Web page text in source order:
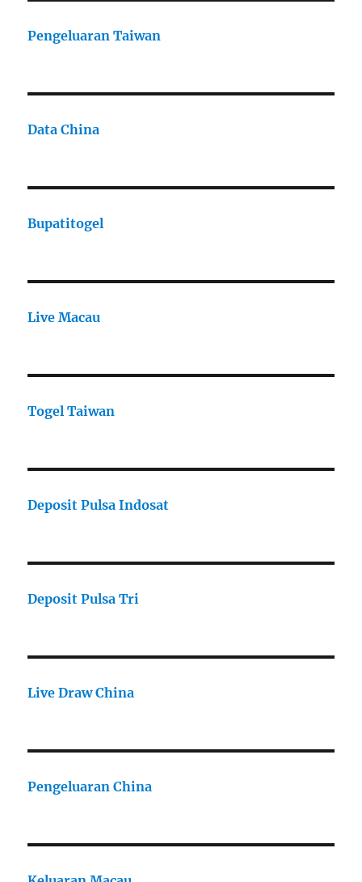
Pengeluaran Taiwan
Data China
Bupatitogel
Live Macau
Togel Taiwan
Deposit Pulsa Indosat
Deposit Pulsa Tri
Live Draw China
Pengeluaran China